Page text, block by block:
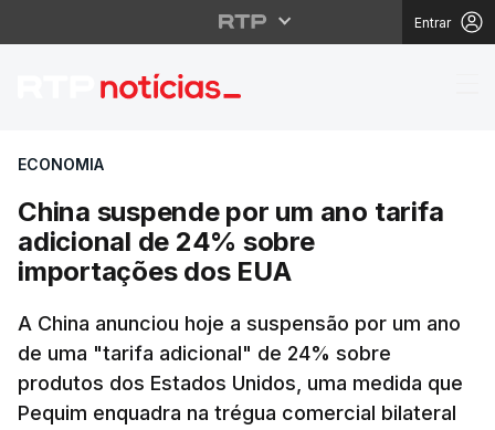
Entrar
China suspende por
ECONOMIA
China suspende por um ano tarifa
adicional de 24% sobre
importações dos EUA
A China anunciou hoje a suspensão por um ano
de uma "tarifa adicional" de 24% sobre
produtos dos Estados Unidos, uma medida que
Pequim enquadra na trégua comercial bilateral